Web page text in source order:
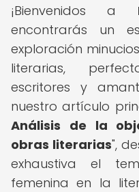
¡Bienvenidos a
encontrarás un
exploración
literarias,
escritores y
nuestro artículo
Análisis de la
obras literarias",
exhaustiva el
femenina en la